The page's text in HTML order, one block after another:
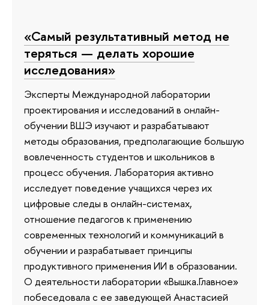
«Самый результативный метод не
теряться — делать хорошие
исследования»
Эксперты Международной лаборатории
проектирования и исследований в онлайн-
обучении ВШЭ изучают и разрабатывают
методы образования, предполагающие большую
вовлеченность студентов и школьников в
процесс обучения. Лаборатория активно
исследует поведение учащихся через их
цифровые следы в онлайн-системах,
отношение педагогов к применению
современных технологий и коммуникаций в
обучении и разрабатывает принципы
продуктивного применения ИИ в образовании.
О деятельности лаборатории «Вышка.Главное»
побеседовала с ее заведующей Анастасией